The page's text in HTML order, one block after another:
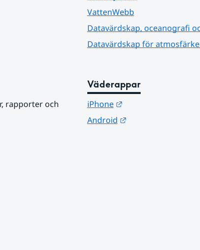
VattenWebb
Datavärdskap, oceanografi
Datavärdskap för
rapporter och
Väderappar
iPhone
Länk till annan
Android
Länk till annan